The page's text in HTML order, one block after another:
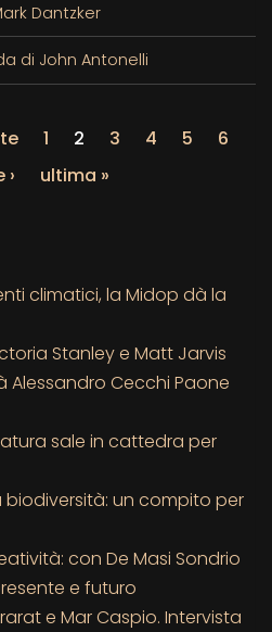
Dantzker
di John Antonelli
1 2 3 4 5
6
ultima »
climatici, la Midop dà la
Stanley e Matt Jarvis
Alessandro Cecchi Paone
sale in cattedra per
biodiversità: un compito per
con De Masi Sondrio
e futuro
e Mar Caspio. Intervista